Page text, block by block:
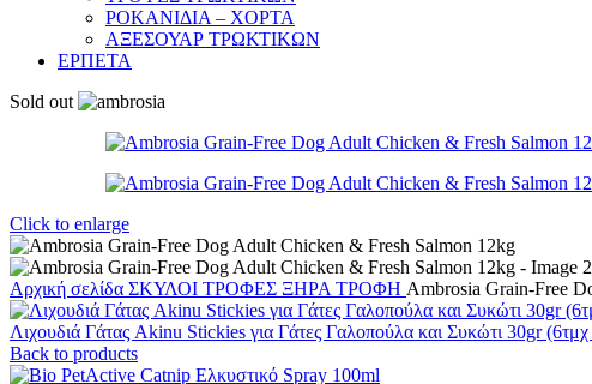
ΡΟΚΑΝΙΔΙΑ – ΧΟΡΤΑ
ΑΞΕΣΟΥΑΡ ΤΡΩΚΤΙΚΩΝ
ΕΡΠΕΤΑ
Sold out
Click to enlarge
Αρχική σελίδα ΣΚΥΛΟΙ ΤΡΟΦΕΣ ΞΗΡΑ ΤΡΟΦΗ Ambrosia Grain-Free
Λιχουδιά Γάτας Akinu Stickies για Γάτες Γαλοπούλα και Συκώτι 30gr
Back to products